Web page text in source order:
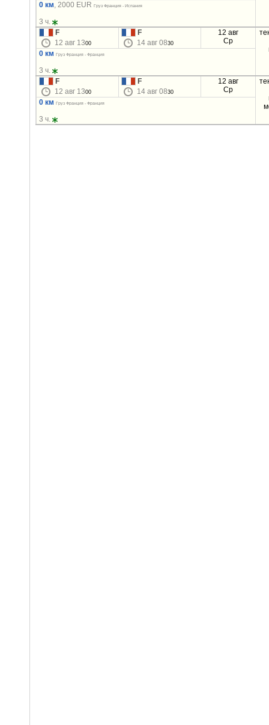
0 км, 2000 EURГруз Франция - Испания
3 ч.
F
12 авг 1300
F
14 авг 0830
12 авг
Ср
0 км Груз Франция - Франция
3 ч.
F
12 авг 1300
F
14 авг 0830
12 авг
Ср
0 км Груз Франция - Франция
3 ч.